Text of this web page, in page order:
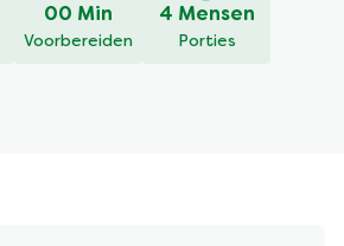
00 Min
Voorbereiden
4 Mensen
Porties